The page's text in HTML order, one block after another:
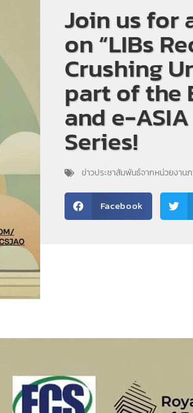
Join us for
on “LIBs
Crushing
part of the
and e-ASIA
Series!
ข่าวประชาสัมพันธ์จากหน่วยงาน
Facebook